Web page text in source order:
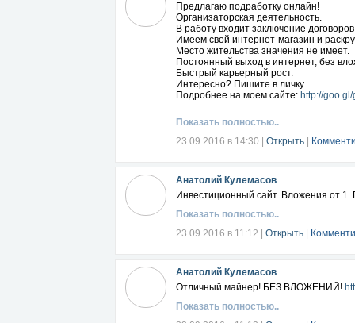
Предлагаю подработку онлайн!
Организаторская деятельность.
В работу входит заключение
Имеем свой интернет-магазин и
Место жительства значения не имеет.
Постоянный выход в интернет, без
Быстрый карьерный рост.
Интересно? Пишите в личку.
Подробнее на моем сайте: http://
Показать полностью..
23.09.2016 в 14:30
Открыть
Анатолий Кулемасов
Инвестиционный сайт. Вложения от
Показать полностью..
23.09.2016 в 11:12
Открыть
Анатолий Кулемасов
Отличный майнер! БЕЗ ВЛОЖЕНИЙ!
Показать полностью..